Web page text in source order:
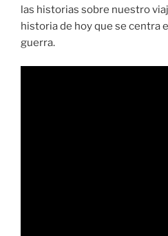
las historias sobre nuestro
historia de hoy que se centra
guerra.